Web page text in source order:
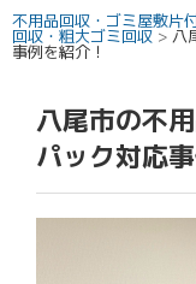
不用品回収・ゴミ屋敷片
回収・粗大ゴミ回収 > 八
事例を紹介！
八尾市の不
パック対応